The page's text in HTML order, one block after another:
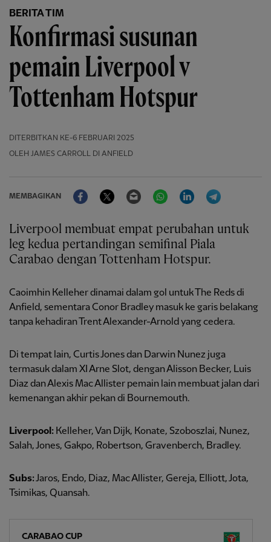
BERITA TIM
Konfirmasi susunan
pemain Liverpool v
Tottenham Hotspur
DITERBITKAN KE-6 FEBRUARI 2025
OLEH JAMES CARROLL DI ANFIELD
MEMBAGIKAN
FacebookTwitter Email WhatsAppLinkedIn
Liverpool membuat empat perubahan untuk
leg kedua pertandingan semifinal Piala
Carabao dengan Tottenham Hotspur.
Caoimhin Kelleher dinamai dalam gol untuk The Reds di
Anfield, sementara Conor Bradley masuk ke garis belakang
tanpa kehadiran Trent Alexander-Arnold yang cedera.
Di tempat lain, Curtis Jones dan Darwin Nunez juga
termasuk dalam XI Arne Slot, dengan Alisson Becker, Luis
Diaz dan Alexis Mac Allister pemain lain membuat jalan dari
kemenangan akhir pekan di Bournemouth.
Liverpool: Kelleher, Van Dijk, Konate, Szoboszlai, Nunez,
Salah, Jones, Gakpo, Robertson, Gravenberch, Bradley.
Subs:Jaros, Endo, Diaz, Mac Allister, Gereja, Elliott, Jota,
Tsimikas, Quansah.
CARABAO CUP